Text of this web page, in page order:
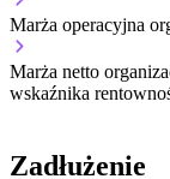
Marża operacyjna
Marża netto
wskaźnika
Zadłużenie